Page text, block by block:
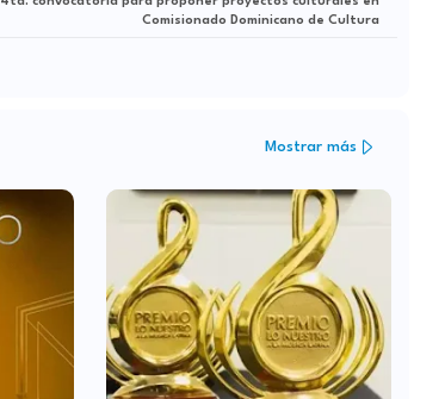
Comisionado Dominicano de Cultura
Mostrar más